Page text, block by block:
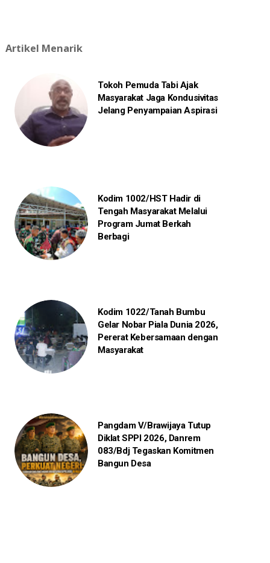
Artikel Menarik
Tokoh Pemuda Tabi Ajak
Masyarakat Jaga Kondusivitas
Jelang Penyampaian Aspirasi
Kodim 1002/HST Hadir di
Tengah Masyarakat Melalui
Program Jumat Berkah
Berbagi
Kodim 1022/Tanah Bumbu
Gelar Nobar Piala Dunia 2026,
Pererat Kebersamaan dengan
Masyarakat
Pangdam V/Brawijaya Tutup
Diklat SPPI 2026, Danrem
083/Bdj Tegaskan Komitmen
Bangun Desa